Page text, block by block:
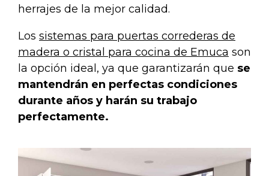
herrajes de la mejor calidad.
Los sistemas para puertas correderas de
madera o cristal para cocina de Emuca son
la opción ideal, ya que garantizarán que se
mantendrán en perfectas condiciones
durante años y harán su trabajo
perfectamente.